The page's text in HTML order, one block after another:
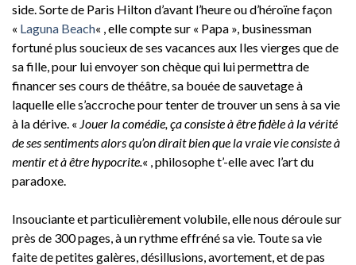
side. Sorte de Paris Hilton d’avant l’heure ou d’héroïne façon
« Laguna Beach« , elle compte sur « Papa », businessman
fortuné plus soucieux de ses vacances aux Iles vierges que de
sa fille, pour lui envoyer son chèque qui lui permettra de
financer ses cours de théâtre, sa bouée de sauvetage à
laquelle elle s’accroche pour tenter de trouver un sens à sa vie
à la dérive. « Jouer la comédie, ça consiste à être fidèle à la vérité
de ses sentiments alors qu’on dirait bien que la vraie vie consiste à
mentir et à être hypocrite. « , philosophe t’-elle avec l’art du
paradoxe.
Insouciante et particulièrement volubile, elle nous déroule sur
près de 300 pages, à un rythme effréné sa vie. Toute sa vie
faite de petites galères, désillusions, avortement, et de pas